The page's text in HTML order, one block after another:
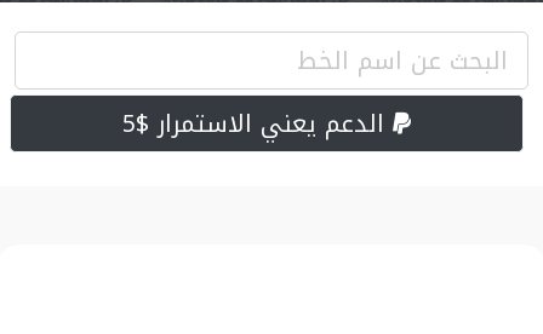
الدعم يعني الاستمرار $5